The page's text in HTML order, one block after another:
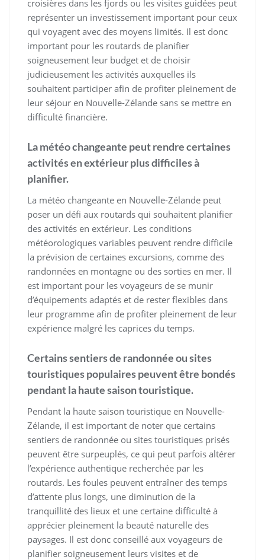
croisières dans les fjords ou les visites guidées peut
représenter un investissement important pour ceux
qui voyagent avec des moyens limités. Il est donc
important pour les routards de planifier
soigneusement leur budget et de choisir
judicieusement les activités auxquelles ils
souhaitent participer afin de profiter pleinement de
leur séjour en Nouvelle-Zélande sans se mettre en
difficulté financière.
La météo changeante peut rendre certaines
activités en extérieur plus difficiles à
planifier.
La météo changeante en Nouvelle-Zélande peut
poser un défi aux routards qui souhaitent planifier
des activités en extérieur. Les conditions
météorologiques variables peuvent rendre difficile
la prévision de certaines excursions, comme des
randonnées en montagne ou des sorties en mer. Il
est important pour les voyageurs de se munir
d’équipements adaptés et de rester flexibles dans
leur programme afin de profiter pleinement de leur
expérience malgré les caprices du temps.
Certains sentiers de randonnée ou sites
touristiques populaires peuvent être bondés
pendant la haute saison touristique.
Pendant la haute saison touristique en Nouvelle-
Zélande, il est important de noter que certains
sentiers de randonnée ou sites touristiques prisés
peuvent être surpeuplés, ce qui peut parfois altérer
l’expérience authentique recherchée par les
routards. Les foules peuvent entraîner des temps
d’attente plus longs, une diminution de la
tranquillité des lieux et une certaine difficulté à
apprécier pleinement la beauté naturelle des
paysages. Il est donc conseillé aux voyageurs de
planifier soigneusement leurs visites et de